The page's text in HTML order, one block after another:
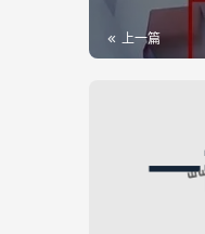
上一篇